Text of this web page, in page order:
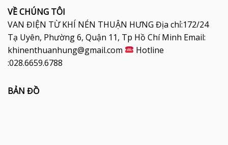
VỀ CHÚNG TÔI
VAN ĐIỆN TỪ KHÍ NÉN THUẬN HƯNG Địa chỉ:172/24
Tạ Uyên, Phường 6, Quận 11, Tp Hồ Chí Minh Email:
khinenthuanhung@gmail.com
Hotline
:028.6659.6788
BẢN ĐỒ